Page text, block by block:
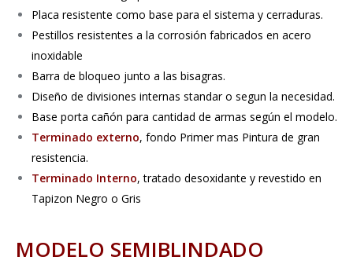
Placa resistente como base para el sistema y cerraduras.
Pestillos resistentes a la corrosión fabricados en acero
inoxidable
Barra de bloqueo junto a las bisagras.
Diseño de divisiones internas standar o segun la necesidad.
Base porta cañón para cantidad de armas según el modelo.
Terminado externo, fondo Primer mas Pintura de gran
resistencia.
Terminado Interno, tratado desoxidante y revestido en
Tapizon Negro o Gris
MODELO SEMIBLINDADO